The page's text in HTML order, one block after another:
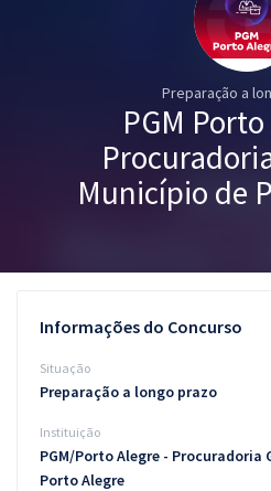
Graduação
Blog
Aprovados
Preparação a
PGM
Município de
Informações do Concurso
Situação
Preparação a longo prazo
Instituição
PGM/Porto Alegre - Procuradoria
Porto Alegre